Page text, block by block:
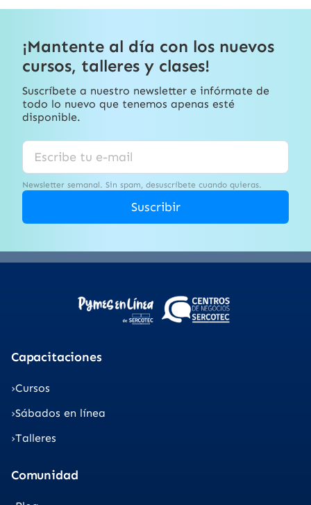
¡Mantente al día con los nuevos
cursos, talleres y clases!
Suscríbete a nuestro newsletter e infórmate de
todo lo nuevo que tenemos apenas esté
disponible.
Newsletter semanal. Sin spam, desuscríbete cuando quieras.
Suscribir
Capacitaciones
Cursos
Sábados en línea
Talleres
Comunidad